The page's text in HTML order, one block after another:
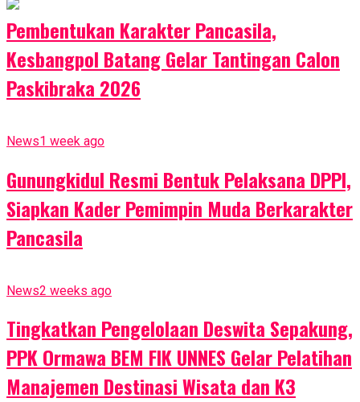
Pembentukan Karakter Pancasila,
Kesbangpol Batang Gelar Tantingan Calon
Paskibraka 2026
News1 week ago
Gunungkidul Resmi Bentuk Pelaksana DPPI,
Siapkan Kader Pemimpin Muda Berkarakter
Pancasila
News2 weeks ago
Tingkatkan Pengelolaan Deswita Sepakung,
PPK Ormawa BEM FIK UNNES Gelar Pelatihan
Manajemen Destinasi Wisata dan K3